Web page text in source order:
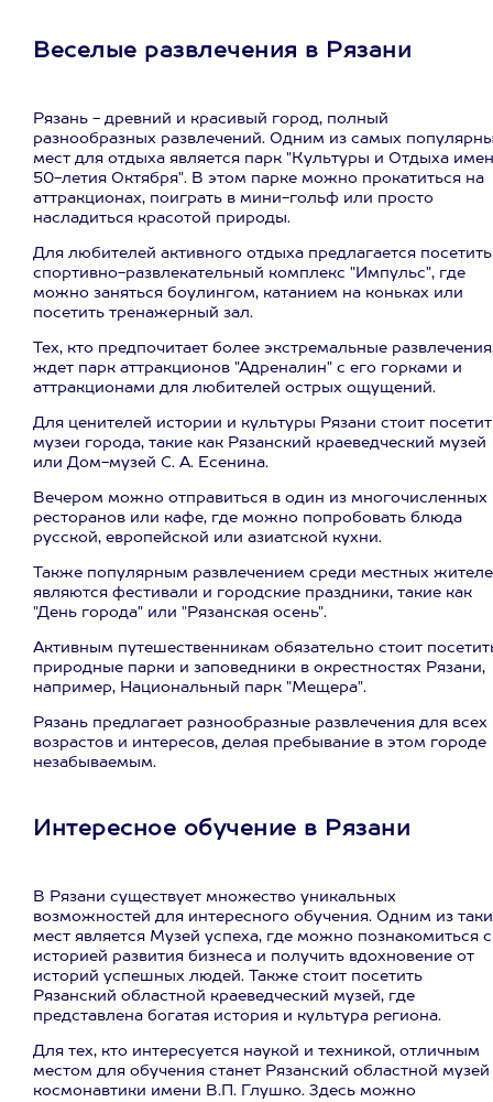
Веселые развлечения в Рязани
Рязань - древний и красивый город, полный
разнообразных развлечений. Одним из самых
мест для отдыха является парк "Культуры и Отдыха
50-летия Октября". В этом парке можно прокатиться на
аттракционах, поиграть в мини-гольф или просто
насладиться красотой природы.
Для любителей активного отдыха предлагается посетить
спортивно-развлекательный комплекс "Импульс", где
можно заняться боулингом, катанием на коньках или
посетить тренажерный зал.
Тех, кто предпочитает более экстремальные
ждет парк аттракционов "Адреналин" с его горками и
аттракционами для любителей острых ощущений.
Для ценителей истории и культуры Рязани стоит
музеи города, такие как Рязанский краеведческий музей
или Дом-музей С. А. Есенина.
Вечером можно отправиться в один из многочисленных
ресторанов или кафе, где можно попробовать блюда
русской, европейской или азиатской кухни.
Также популярным развлечением среди местных
являются фестивали и городские праздники, такие как
"День города" или "Рязанская осень".
Активным путешественникам обязательно стоит
природные парки и заповедники в окрестностях Рязани,
например, Национальный парк "Мещера".
Рязань предлагает разнообразные развлечения для всех
возрастов и интересов, делая пребывание в этом городе
незабываемым.
Интересное обучение в Рязани
В Рязани существует множество уникальных
возможностей для интересного обучения. Одним из
мест является Музей успеха, где можно познакомиться с
историей развития бизнеса и получить вдохновение от
историй успешных людей. Также стоит посетить
Рязанский областной краеведческий музей, где
представлена богатая история и культура региона.
Для тех, кто интересуется наукой и техникой, отличным
местом для обучения станет Рязанский областной музей
космонавтики имени В.П. Глушко. Здесь можно